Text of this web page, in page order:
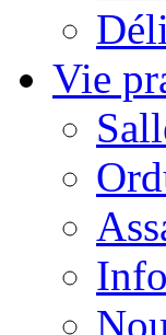
Vie